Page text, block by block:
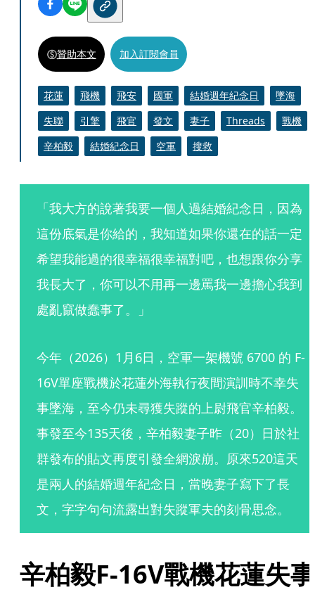
贊助本文 加入訂閱會員
花蓮 飛機 飛安 國軍 結婚週年紀念日
墜海
失聯
引擎 飛官 發文 妻子 Threads
戰機
辛柏毅
結婚紀念日 空軍 搜救
「我大方的說著我要一個人過結婚紀念日，因為
這份底氣是你給的，我知道如果你還在的話一定
希望我能過的很幸福很幸福對吧，也想跟你分享
我長大了，你可以不用再一邊罵我一邊擔心我到
處亂竄做蠢事了。」
今年（2026）1月6日，空軍一架機號 6700 的 F-
16V單座戰機於花蓮外海執行夜間演訓時不幸失
事墜海，至今仍未尋獲失蹤的上尉飛官辛柏毅。
事發至今135天後，辛柏毅妻子昨（20）日於社
群發布的貼文再度引發全網淚崩。原來520這天
是兩人的結婚週年紀念日，當晚妻子寫下了長
文，字字句句流露出對失蹤軍夫的刻骨思念。
辛柏毅F-16V戰機花蓮失事